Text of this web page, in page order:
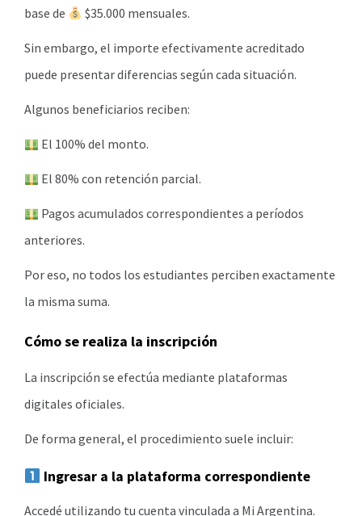
base de
$35.000 mensuales.
Sin embargo, el importe efectivamente acreditado
puede presentar diferencias según cada situación.
Algunos beneficiarios reciben:
El 100% del monto.
El 80% con retención parcial.
Pagos acumulados correspondientes a períodos
anteriores.
Por eso, no todos los estudiantes perciben exactamente
la misma suma.
Cómo se realiza la inscripción
La inscripción se efectúa mediante plataformas
digitales oficiales.
De forma general, el procedimiento suele incluir:
Ingresar a la plataforma correspondiente
Accedé utilizando tu cuenta vinculada a Mi Argentina.